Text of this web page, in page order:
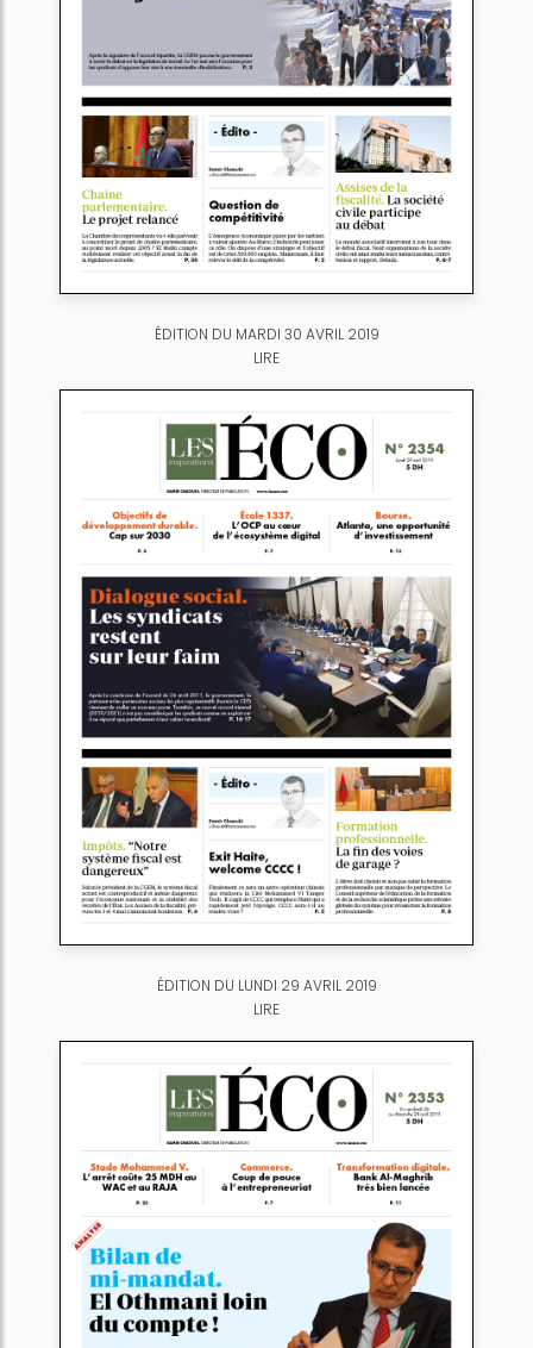
ÉDITION DU MARDI 30 AVRIL 2019
LIRE
ÉDITION DU LUNDI 29 AVRIL 2019
LIRE